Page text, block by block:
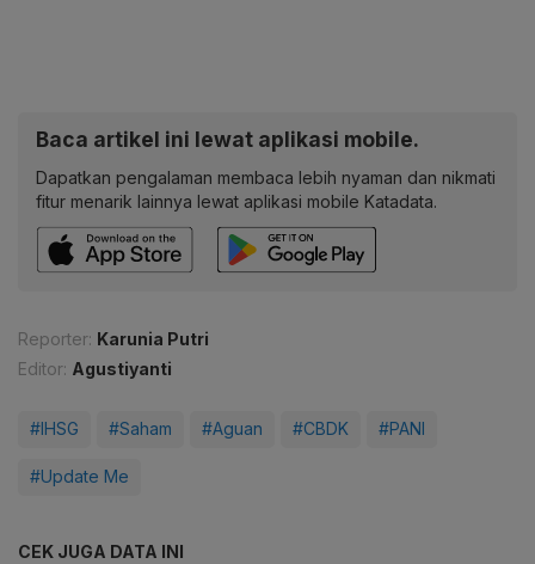
Baca artikel ini lewat aplikasi mobile.
Dapatkan pengalaman membaca lebih nyaman dan nikmati
fitur menarik lainnya lewat aplikasi mobile Katadata.
Reporter: Karunia Putri
Editor: Agustiyanti
#IHSG #Saham #Aguan #CBDK #PANI
#Update Me
CEK JUGA DATA INI